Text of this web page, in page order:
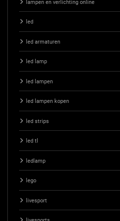
lampen en verlichting online
led
led armaturen
led lamp
led lampen
led lampen kopen
led strips
led tl
ledlamp
lego
livesport